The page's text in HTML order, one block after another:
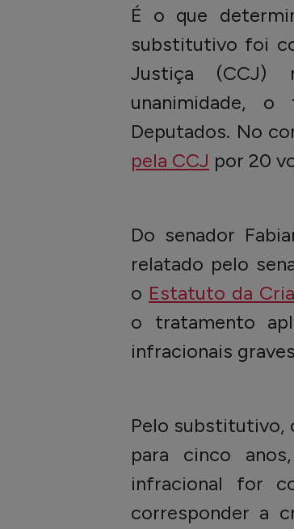
É o que
substitutivo foi
Justiça (CCJ)
unanimidade,
Deputados. No
pela CCJ por 20
Do senador
relatado pelo
o Estatuto da
o tratamento
infracionais
Pelo substitutivo,
para cinco
infracional for
corresponder a